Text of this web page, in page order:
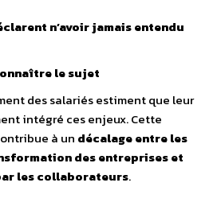
n’avoir jamais entendu
le sujet
des salariés estiment que leur
intégré ces enjeux. Cette
à un décalage entre les
des entreprises et
les collaborateurs.